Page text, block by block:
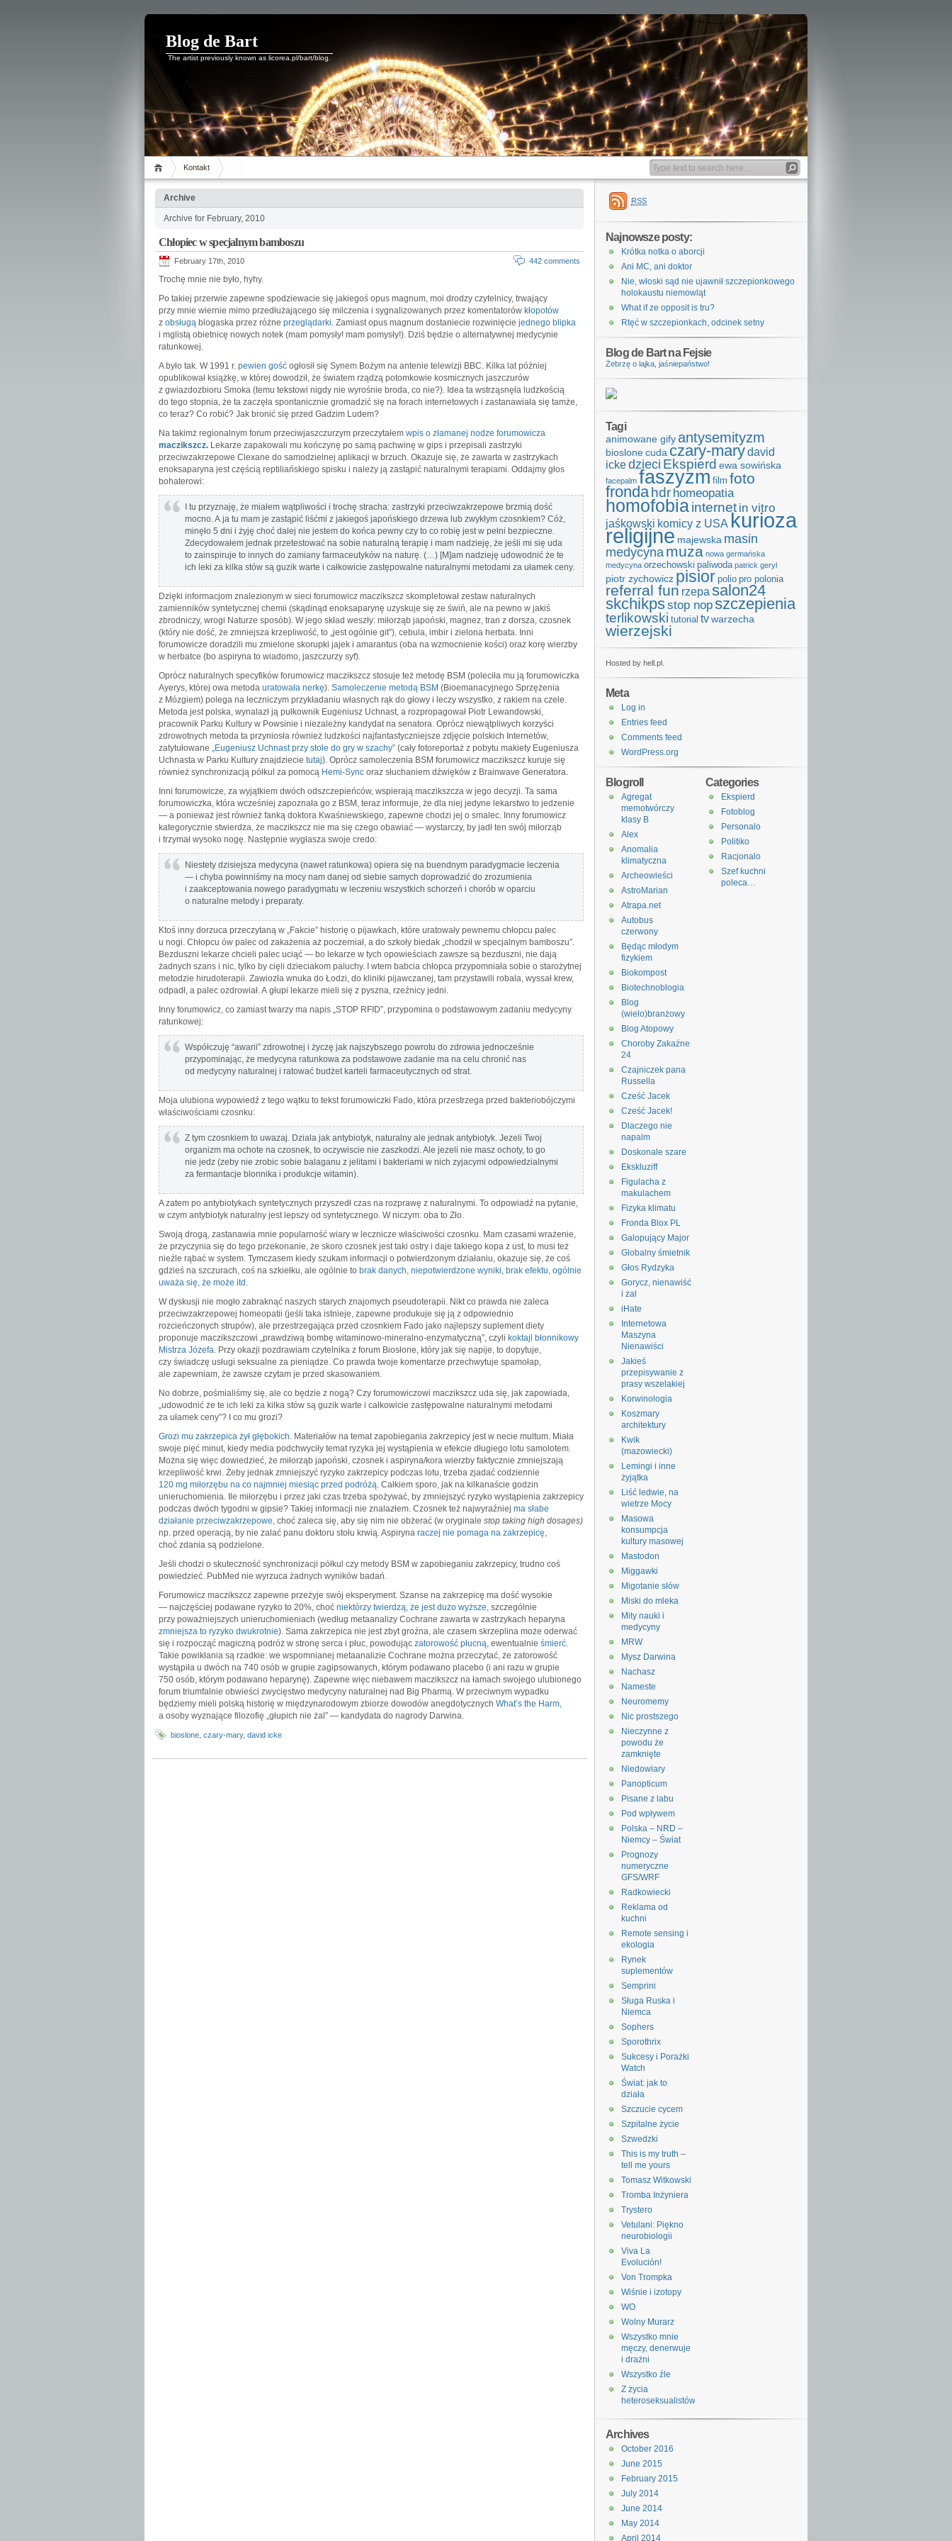
Blog de Bart
The artist previously known as licorea.pl/bart/blog.
Kontakt
Archive
Archive for February, 2010
Chłopiec w specjalnym bamboszu
February 17th, 2010 442 comments
Trochę mnie nie było, hyhy.
Po takiej przerwie zapewne spodziewacie się jakiegoś opus magnum, moi drodzy czytelnicy, trwający
przy mnie wiernie mimo przedłużającego się milczenia i sygnalizowanych przez komentatorów kłopotów
z obsługą blogaska przez różne przeglądarki. Zamiast opus magnum dostaniecie rozwinięcie jednego blipka
i mglistą obietnicę nowych notek (mam pomysły! mam pomysły!). Dziś będzie o alternatywnej medycynie
ratunkowej.
A było tak. W 1991 r. pewien gość ogłosił się Synem Bożym na antenie telewizji BBC. Kilka lat później
opublikował książkę, w której dowodził, że światem rządzą potomkowie kosmicznych jaszczurów
z gwiazdozbioru Smoka (temu tekstowi nigdy nie wyrośnie broda, co nie?). Idea ta wstrząsnęła ludzkością
do tego stopnia, że ta zaczęła spontanicznie gromadzić się na forach internetowych i zastanawiała się tamże,
co teraz? Co robić? Jak bronić się przed Gadzim Ludem?
Na takimż regionalnym forum przeciwjaszczurzym przeczytałem wpis o złamanej nodze forumowicza
maczikszcz. Lekarze zapakowali mu kończynę po samą pachwinę w gips i przepisali zastrzyki
przeciwzakrzepowe Clexane do samodzielnej aplikacji w brzuch. Okazuje się, że zawarta w zastrzykach
enoksaparyna jest częścią reptiliańskiego spisku i należy ją zastąpić naturalnymi terapiami. Oddajmy głos
bohaterowi:
I tu przyznaję, że miałem wątpliwości i trochę stracha: zastrzyki przeciwzakrzepowe brzmią dość
mocno. A ja tu mam je zastąpić liśćmi z jakiegoś japońskiego drzewa lub zwykłym czosnkiem? Cóż,
minęło 5 dni i żyję choć dalej nie jestem do końca pewny czy to co robię jest w pełni bezpieczne.
Zdecydowałem jednak przetestować na sobie naturalną terapię i mam nadzieję, że jeśli mi się uda
to zainspiruje to innych do zamiany farmaceutyków na naturę. (…) [M]am nadzieję udowodnić że te
ich leki za kilka stów są guzik warte i całkowicie zastępowalne naturalnymi metodami za ułamek ceny.
Dzięki informacjom znalezionym w sieci forumowicz maczikszcz skompletował zestaw naturalnych
zamienników syntetycznej chemii (skądinąd enoksaparynę uzyskuje się ze świń, ale na pewno w jakiś
zbrodniczy, wrogi Naturze sposób). W jego skład weszły: miłorząb japoński, magnez, tran z dorsza, czosnek
(który nie dość, że zmniejsza krzepliwość, to „jest ogólnie git”), cebula, imbir i zielona herbata. Inni
forumowicze doradzili mu zmielone skorupki jajek i amarantus (oba na wzmocnienie kości) oraz korę wierzby
w herbatce (bo aspiryna to wiadomo, jaszczurzy syf).
Oprócz naturalnych specyfików forumowicz maczikszcz stosuje też metodę BSM (poleciła mu ją forumowiczka
Ayerys, której owa metoda uratowała nerkę). Samoleczenie metodą BSM (Bioemanacyjnego Sprzężenia
z Mózgiem) polega na leczniczym przykładaniu własnych rąk do głowy i leczy wszystko, z rakiem na czele.
Metoda jest polska, wynalazł ją pułkownik Eugeniusz Uchnast, a rozpropagował Piotr Lewandowski,
pracownik Parku Kultury w Powsinie i niezależny kandydat na senatora. Oprócz niewątpliwych korzyści
zdrowotnych metoda ta przyniosła również ludzkości najfantastyczniejsze zdjęcie polskich Internetów,
zatytułowane „Eugeniusz Uchnast przy stole do gry w szachy” (cały fotoreportaż z pobytu makiety Eugeniusza
Uchnasta w Parku Kultury znajdziecie tutaj). Oprócz samoleczenia BSM forumowicz maczikszcz kuruje się
również synchronizacją półkul za pomocą Hemi-Sync oraz słuchaniem dźwięków z Brainwave Generatora.
Inni forumowicze, za wyjątkiem dwóch odszczepieńców, wspierają maczikszcza w jego decyzji. Ta sama
forumowiczka, która wcześniej zapoznała go z BSM, teraz informuje, że dla niej jedyne lekarstwo to jedzenie
— a ponieważ jest również fanką doktora Kwaśniewskiego, zapewne chodzi jej o smalec. Inny forumowicz
kategorycznie stwierdza, że maczikszcz nie ma się czego obawiać — wystarczy, by jadł ten swój miłorząb
i trzymał wysoko nogę. Następnie wygłasza swoje credo:
Niestety dzisiejsza medycyna (nawet ratunkowa) opiera się na buendnym paradygmacie leczenia
— i chyba powinniśmy na mocy nam danej od siebie samych doprowadzić do zrozumienia
i zaakceptowania nowego paradygmatu w leczeniu wszystkich schorzeń i chorób w oparciu
o naturalne metody i preparaty.
Ktoś inny dorzuca przeczytaną w „Fakcie” historię o pijawkach, które uratowały pewnemu chłopcu palec
u nogi. Chłopcu ów palec od zakażenia aż poczerniał, a do szkoły biedak „chodził w specjalnym bamboszu”.
Bezduszni lekarze chcieli palec uciąć — bo lekarze w tych opowieściach zawsze są bezduszni, nie dają
żadnych szans i nic, tylko by cięli dzieciakom paluchy. I wtem babcia chłopca przypomniała sobie o starożytnej
metodzie hirudoterapii. Zawiozła wnuka do Łodzi, do kliniki pijawczanej, tam przystawili robala, wyssał krew,
odpadł, a palec ozdrowiał. A głupi lekarze mieli się z pyszna, rzeźnicy jedni.
Inny forumowicz, co zamiast twarzy ma napis „STOP RFID”, przypomina o podstawowym zadaniu medycyny
ratunkowej:
Współczuję “awarii” zdrowotnej i życzę jak najszybszego powrotu do zdrowia jednocześnie
przypominając, że medycyna ratunkowa za podstawowe zadanie ma na celu chronić nas
od medycyny naturalnej i ratować budżet karteli farmaceutycznych od strat.
Moja ulubiona wypowiedź z tego wątku to tekst forumowiczki Fado, która przestrzega przed bakteriobójczymi
właściwościami czosnku:
Z tym czosnkiem to uwazaj. Dziala jak antybiotyk, naturalny ale jednak antybiotyk. Jezeli Twoj
organizm ma ochote na czosnek, to oczywiscie nie zaszkodzi. Ale jezeli nie masz ochoty, to go
nie jedz (zeby nie zrobic sobie balaganu z jelitami i bakteriami w nich zyjacymi odpowiedzialnymi
za fermantacje blonnika i produkcje witamin).
A zatem po antybiotykach syntetycznych przyszedł czas na rozprawę z naturalnymi. To odpowiadź na pytanie,
w czym antybiotyk naturalny jest lepszy od syntetycznego. W niczym: oba to Zło.
Swoją drogą, zastanawia mnie popularność wiary w lecznicze właściwości czosnku. Mam czasami wrażenie,
że przyczynia się do tego przekonanie, że skoro czosnek jest taki ostry i daje takiego kopa z ust, to musi też
nieźle rąbać w system. Tymczasem kiedy szukam informacji o potwierdzonym działaniu, okazuje się, że coś
gdzieś na szczurach, coś na szkiełku, ale ogólnie to brak danych, niepotwierdzone wyniki, brak efektu, ogólnie
uważa się, że może itd.
W dyskusji nie mogło zabraknąć naszych starych znajomych pseudoterapii. Nikt co prawda nie zaleca
przeciwzakrzepowej homeopatii (jeśli taka istnieje, zapewne produkuje się ją z odpowiednio
rozcieńczonych strupów), ale przestrzegająca przed czosnkiem Fado jako najlepszy suplement diety
proponuje maczikszczowi „prawdziwą bombę witaminowo-mineralno-enzymatyczną”, czyli koktajl błonnikowy
Mistrza Józefa. Przy okazji pozdrawiam czytelnika z forum Biosłone, który jak się napije, to dopytuje,
czy świadczę usługi seksualne za pieniądze. Co prawda twoje komentarze przechwytuje spamołap,
ale zapewniam, że zawsze czytam je przed skasowaniem.
No dobrze, pośmialiśmy się, ale co będzie z nogą? Czy forumowiczowi maczikszcz uda się, jak zapowiada,
„udowodnić że te ich leki za kilka stów są guzik warte i całkowicie zastępowalne naturalnymi metodami
za ułamek ceny”? I co mu grozi?
Grozi mu zakrzepica żył głębokich. Materiałów na temat zapobiegania zakrzepicy jest w necie multum. Miała
swoje pięć minut, kiedy media podchwyciły temat ryzyka jej wystąpienia w efekcie długiego lotu samolotem.
Można się więc dowiedzieć, że miłorząb japoński, czosnek i aspiryna/kora wierzby faktycznie zmniejszają
krzepliwość krwi. Żeby jednak zmniejszyć ryzyko zakrzepicy podczas lotu, trzeba zjadać codziennie
120 mg miłorzębu na co najmniej miesiąc przed podróżą. Całkiem sporo, jak na kilkanaście godzin
unieruchomienia. Ile miłorzębu i przez jaki czas trzeba spożywać, by zmniejszyć ryzyko wystąpienia zakrzepicy
podczas dwóch tygodni w gipsie? Takiej informacji nie znalazłem. Czosnek też najwyraźniej ma słabe
działanie przeciwzakrzepowe, choć zaleca się, aby się nim nie obżerać (w oryginale stop taking high dosages)
np. przed operacją, by nie zalać panu doktoru stołu krwią. Aspiryna raczej nie pomaga na zakrzepicę,
choć zdania są podzielone.
Jeśli chodzi o skuteczność synchronizacji półkul czy metody BSM w zapobieganiu zakrzepicy, trudno coś
powiedzieć. PubMed nie wyrzuca żadnych wyników badań.
Forumowicz maczikszcz zapewne przeżyje swój eksperyment. Szanse na zakrzepicę ma dość wysokie
— najczęściej podawane ryzyko to 20%, choć niektórzy twierdzą, że jest dużo wyższe, szczególnie
przy poważniejszych unieruchomieniach (według metaanalizy Cochrane zawarta w zastrzykach heparyna
zmniejsza to ryzyko dwukrotnie). Sama zakrzepica nie jest zbyt groźna, ale czasem skrzeplina może oderwać
się i rozpocząć magiczną podróż w stronę serca i płuc, powodując zatorowość płucną, ewentualnie śmierć.
Takie powikłania są rzadkie: we wspomnianej metaanalizie Cochrane można przeczytać, że zatorowość
wystąpiła u dwóch na 740 osób w grupie zagipsowanych, którym podawano placebo (i ani razu w grupie
750 osób, którym podawano heparynę). Zapewne więc niebawem maczikszcz na łamach swojego ulubionego
forum triumfalnie obwieści zwycięstwo medycyny naturalnej nad Big Pharmą. W przeciwnym wypadku
będziemy mieli polską historię w międzynarodowym zbiorze dowodów anegdotycznych What’s the Harm,
a osoby wyznające filozofię „głupich nie żal” — kandydata do nagrody Darwina.
bioslone czary-mary, david icke
RSS
Najnowsze posty:
Krótka notka o aborcji
Ani MC, ani doktor
Nie, włoski sąd nie ujawnił szczepionkowego
holokaustu niemowląt
What if ze opposit is tru?
Rtęć w szczepionkach, odcinek setny
Blog de Bart na Fejsie
Żebrzę o lajka, jaśniepaństwo!
Tagi
animowane gifyantysemityzm
bioslonecuda czary-marydavid
ickedzieci Ekspierd ewa sowińska
facepalm faszyzm film foto
frondahdr homeopatia
homofobiainternet in vitro
jaśkowski komicy z USA kurioza
religijne majewska masin
medycyna muza nowa germańska
medycyna orzechowski paliwoda patrick geryl
piotr zychowicz pisior polio pro polonia
referral fun rzepa salon24
skchikpsstop nopszczepienia
terlikowski tutorial tvwarzecha
wierzejski
Hosted by hell.pl.
Meta
Log in
Entries feed
Comments feed
WordPress.org
Categories
Ekspierd
Fotoblog
Personalo
Politiko
Racjonalo
Szef kuchni
poleca…
Blogroll
Agregat
memotwórczy
klasy B
Alex
Anomalia
klimatyczna
Archeowieści
AstroMarian
Atrapa.net
Autobus
czerwony
Będąc młodym
fizykiem
Biokompost
Biotechnoblogia
Blog
(wielo)branżowy
Blog Atopowy
Choroby Zakaźne
24
Czajniczek pana
Russella
Cześć Jacek
Cześć Jacek!
Dlaczego nie
napalm
Doskonale szare
Ekskluziff
Figulacha z
makulachem
Fizyka klimatu
Fronda Blox PL
Galopujący Major
Globalny śmietnik
Głos Rydzyka
Gorycz, nienawiść
i żal
iHate
Internetowa
Maszyna
Nienawiści
Jakieś
przepisywanie z
prasy wszelakiej
Korwinologia
Koszmary
architektury
Kwik
(mazowiecki)
Lemingi i inne
żyjątka
Liść ledwie, na
wietrze Mocy
Masowa
konsumpcja
kultury masowej
Mastodon
Miggawki
Migotanie słów
Miski do mleka
Mity nauki i
medycyny
MRW
Mysz Darwina
Nachasz
Nameste
Neuromemy
Nic prostszego
Nieczynne z
powodu że
zamknięte
Niedowiary
Panopticum
Pisane z labu
Pod wpływem
Polska – NRD –
Niemcy – Świat
Prognozy
numeryczne
GFS/WRF
Radkowiecki
Reklama od
kuchni
Remote sensing i
ekologia
Rynek
suplementów
Semprini
Sługa Ruska i
Niemca
Sophers
Sporothrix
Sukcesy i Porażki
Watch
Świat: jak to
działa
Szczucie cycem
Szpitalne życie
Szwedzki
This is my truth –
tell me yours
Tomasz Witkowski
Tromba Inżyniera
Trystero
Vetulani: Piękno
neurobiologii
Viva La
Evolución!
Von Trompka
Wiśnie i izotopy
WO
Wolny Murarz
Wszystko mnie
męczy, denerwuje
i drażni
Wszystko źle
Z życia
heteroseksualistów
Archives
October 2016
June 2015
February 2015
July 2014
June 2014
May 2014
April 2014